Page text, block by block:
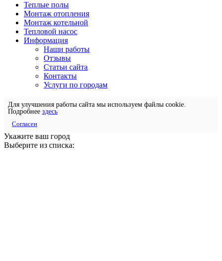
Теплые полы
Монтаж отопления
Монтаж котельной
Тепловой насос
Информация
Наши работы
Отзывы
Статьи сайта
Контакты
Услуги по городам
Для улучшения работы сайта мы используем файлы cookie.
Подробнее здесь
Согласен
Укажите ваш город
Выберите из списка: